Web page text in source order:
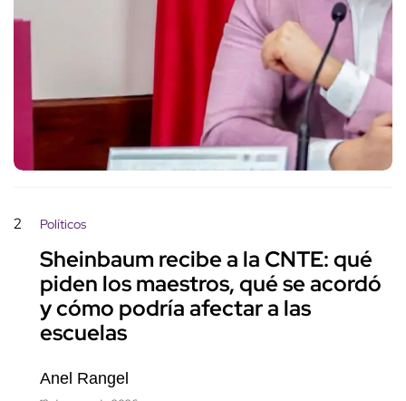
2 Políticos
Sheinbaum recibe a la CNTE: qué
piden los maestros, qué se acordó
y cómo podría afectar a las
escuelas
Anel Rangel